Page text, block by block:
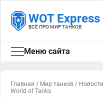
WOT Express
ВСЁ ПРО МИР ТАНКОВ
Меню сайта
Главная / Мир танков / Новости
World of Tanks